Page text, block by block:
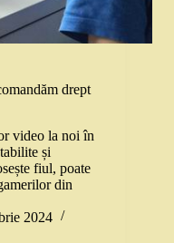
drept
video la noi în
și
fiul, poate
din
2024